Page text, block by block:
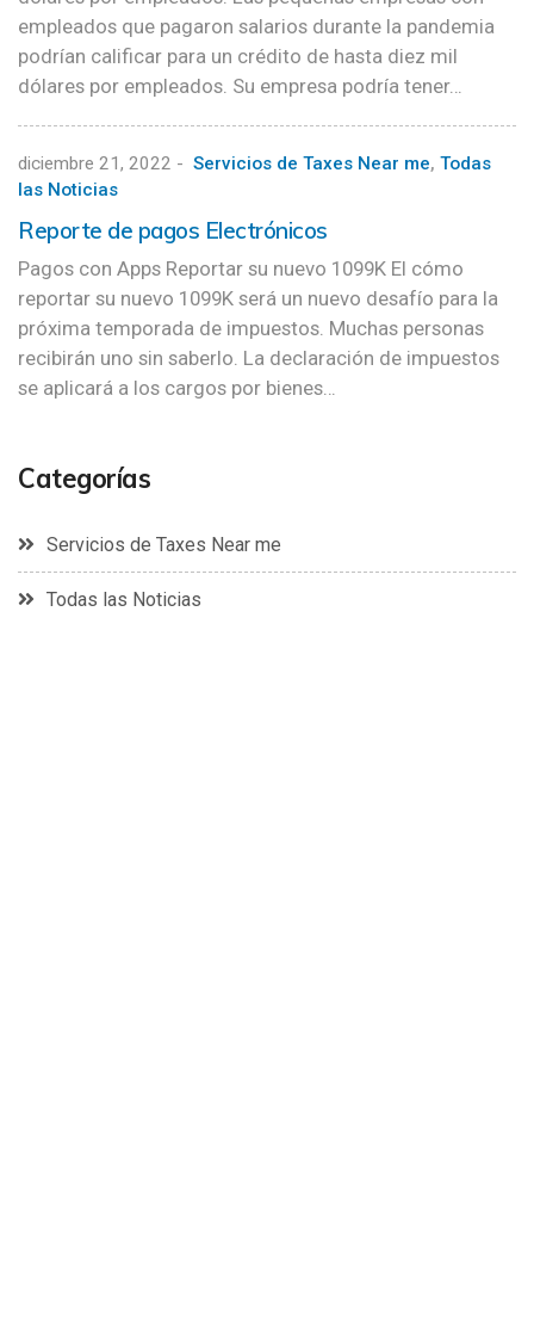
empleados que pagaron salarios durante la pandemia
podrían calificar para un crédito de hasta diez mil
dólares por empleados. Su empresa podría tener…
diciembre 21, 2022 - Servicios de Taxes Near me, Todas
las Noticias
Reporte de pagos Electrónicos
Pagos con Apps Reportar su nuevo 1099K El cómo
reportar su nuevo 1099K será un nuevo desafío para la
próxima temporada de impuestos. Muchas personas
recibirán uno sin saberlo. La declaración de impuestos
se aplicará a los cargos por bienes…
Categorías
Servicios de Taxes Near me
Todas las Noticias